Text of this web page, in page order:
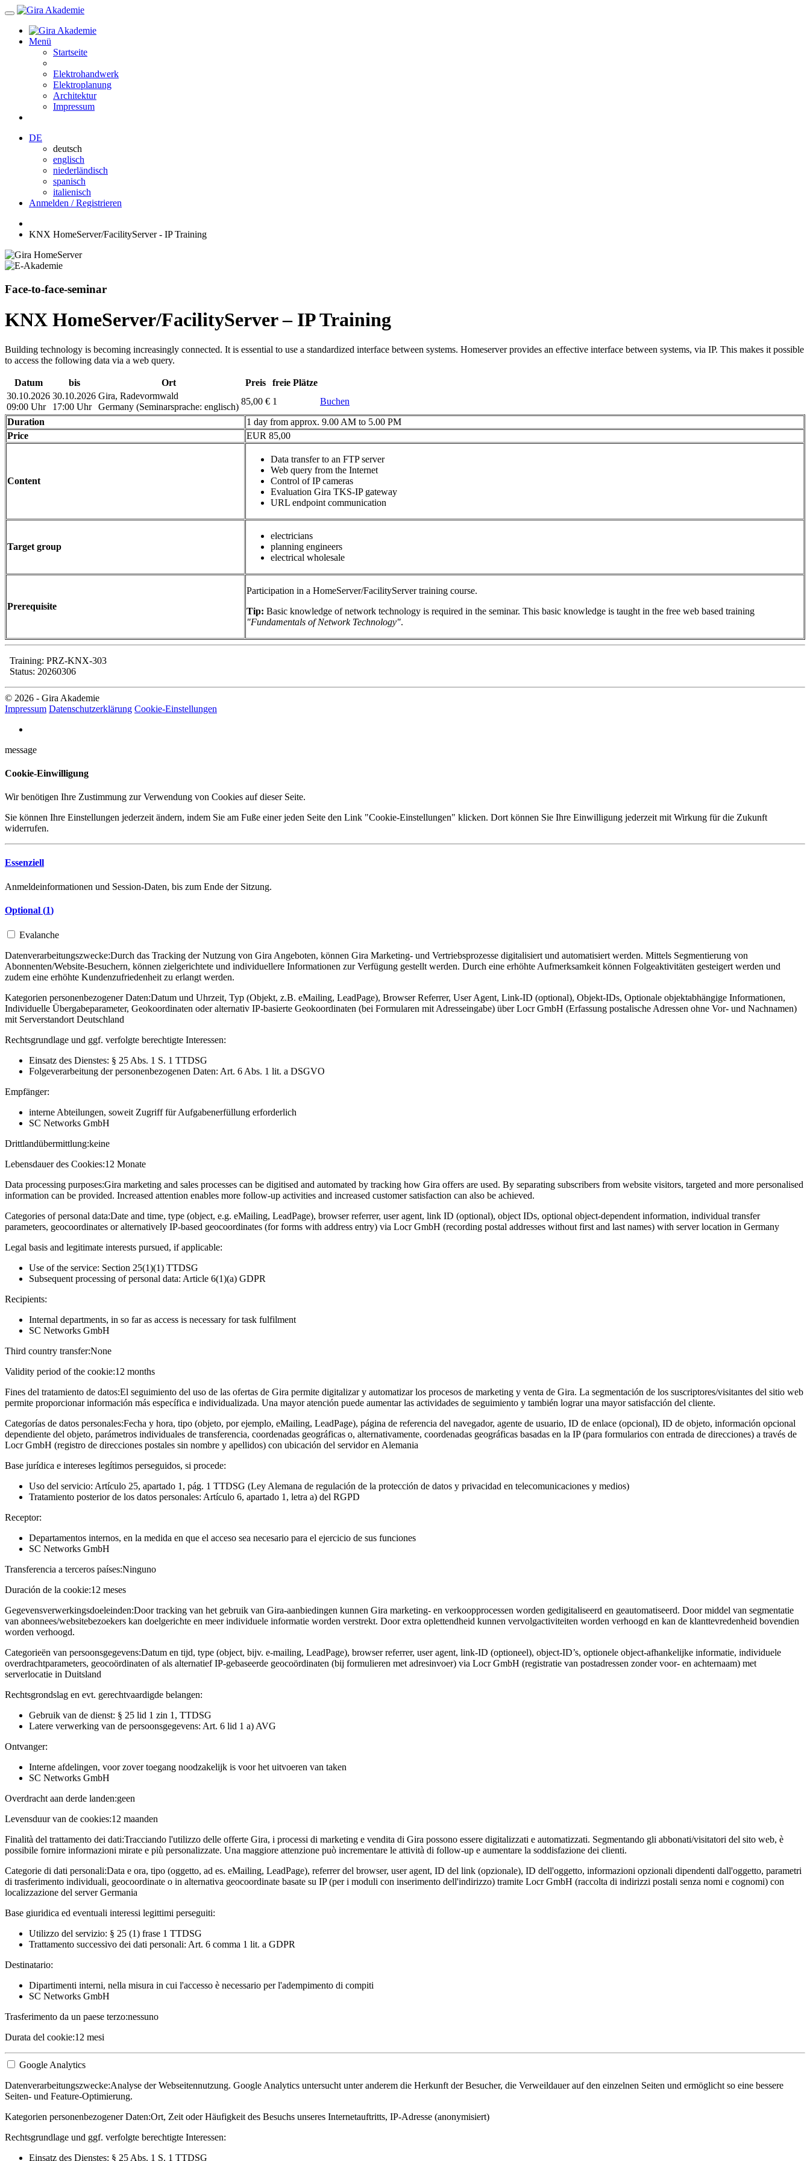
Menü
Startseite
Elektrohandwerk
Elektroplanung
Architektur
Impressum
DE
deutsch
englisch
niederländisch
spanisch
italienisch
Anmelden / Registrieren
KNX HomeServer/FacilityServer - IP Training
Face-to-face-seminar
KNX HomeServer/FacilityServer – IP Training
Building technology is becoming increasingly connected. It is essential to use a standardized interface between systems. Homeserver provides an effective interface between systems, via IP. This makes it possible
to access the following data via a web query.
Datum bis Ort Preis
freie Plätze
30.10.2026
09:00 Uhr
30.10.2026
17:00 Uhr
Gira, Radevormwald
Germany (Seminarsprache: englisch)
85,00 € 1
Buchen
Duration
1 day from approx. 9.00 AM to 5.00 PM
Price
EUR 85,00
Content
Data transfer to an FTP server
Web query from the Internet
Control of IP cameras
Evaluation Gira TKS-IP gateway
URL endpoint communication
Target group
electricians
planning engineers
electrical wholesale
Prerequisite
Participation in a HomeServer/FacilityServer training course.
Tip: Basic knowledge of network technology is required in the seminar. This basic knowledge is taught in the free web based training
"Fundamentals of Network Technology".
Training: PRZ-KNX-303
Status: 20260306
© 2026 - Gira Akademie
Impressum Datenschutzerklärung Cookie-Einstellungen
message
Cookie-Einwilligung
Wir benötigen Ihre Zustimmung zur Verwendung von Cookies auf dieser Seite.
Sie können Ihre Einstellungen jederzeit ändern, indem Sie am Fuße einer jeden Seite den Link "Cookie-Einstellungen" klicken. Dort können Sie Ihre Einwilligung jederzeit mit Wirkung für die Zukunft
widerrufen.
Essenziell
Anmeldeinformationen und Session-Daten, bis zum Ende der Sitzung.
Optional (1)
Evalanche
Datenverarbeitungszwecke:Durch das Tracking der Nutzung von Gira Angeboten, können Gira Marketing- und Vertriebsprozesse digitalisiert und automatisiert werden. Mittels Segmentierung von
Abonnenten/Website-Besuchern, können zielgerichtete und individuellere Informationen zur Verfügung gestellt werden. Durch eine erhöhte Aufmerksamkeit können Folgeaktivitäten gesteigert werden und
zudem eine erhöhte Kundenzufriedenheit zu erlangt werden.
Kategorien personenbezogener Daten:Datum und Uhrzeit, Typ (Objekt, z.B. eMailing, LeadPage), Browser Referrer, User Agent, Link-ID (optional), Objekt-IDs, Optionale objektabhängige Informationen,
Individuelle Übergabeparameter, Geokoordinaten oder alternativ IP-basierte Geokoordinaten (bei Formularen mit Adresseingabe) über Locr GmbH (Erfassung postalische Adressen ohne Vor- und Nachnamen)
mit Serverstandort Deutschland
Rechtsgrundlage und ggf. verfolgte berechtigte Interessen:
Einsatz des Dienstes: § 25 Abs. 1 S. 1 TTDSG
Folgeverarbeitung der personenbezogenen Daten: Art. 6 Abs. 1 lit. a DSGVO
Empfänger:
interne Abteilungen, soweit Zugriff für Aufgabenerfüllung erforderlich
SC Networks GmbH
Drittlandübermittlung:keine
Lebensdauer des Cookies:12 Monate
Data processing purposes:Gira marketing and sales processes can be digitised and automated by tracking how Gira offers are used. By separating subscribers from website visitors, targeted and more personalised
information can be provided. Increased attention enables more follow-up activities and increased customer satisfaction can also be achieved.
Categories of personal data:Date and time, type (object, e.g. eMailing, LeadPage), browser referrer, user agent, link ID (optional), object IDs, optional object-dependent information, individual transfer
parameters, geocoordinates or alternatively IP-based geocoordinates (for forms with address entry) via Locr GmbH (recording postal addresses without first and last names) with server location in Germany
Legal basis and legitimate interests pursued, if applicable:
Use of the service: Section 25(1)(1) TTDSG
Subsequent processing of personal data: Article 6(1)(a) GDPR
Recipients:
Internal departments, in so far as access is necessary for task fulfilment
SC Networks GmbH
Third country transfer:None
Validity period of the cookie:12 months
Fines del tratamiento de datos:El seguimiento del uso de las ofertas de Gira permite digitalizar y automatizar los procesos de marketing y venta de Gira. La segmentación de los suscriptores/visitantes del sitio web
permite proporcionar información más específica e individualizada. Una mayor atención puede aumentar las actividades de seguimiento y también lograr una mayor satisfacción del cliente.
Categorías de datos personales:Fecha y hora, tipo (objeto, por ejemplo, eMailing, LeadPage), página de referencia del navegador, agente de usuario, ID de enlace (opcional), ID de objeto, información opcional
dependiente del objeto, parámetros individuales de transferencia, coordenadas geográficas o, alternativamente, coordenadas geográficas basadas en la IP (para formularios con entrada de direcciones) a través de
Locr GmbH (registro de direcciones postales sin nombre y apellidos) con ubicación del servidor en Alemania
Base jurídica e intereses legítimos perseguidos, si procede:
Uso del servicio: Artículo 25, apartado 1, pág. 1 TTDSG (Ley Alemana de regulación de la protección de datos y privacidad en telecomunicaciones y medios)
Tratamiento posterior de los datos personales: Artículo 6, apartado 1, letra a) del RGPD
Receptor:
Departamentos internos, en la medida en que el acceso sea necesario para el ejercicio de sus funciones
SC Networks GmbH
Transferencia a terceros países:Ninguno
Duración de la cookie:12 meses
Gegevensverwerkingsdoeleinden:Door tracking van het gebruik van Gira-aanbiedingen kunnen Gira marketing- en verkoopprocessen worden gedigitaliseerd en geautomatiseerd. Door middel van segmentatie
van abonnees/websitebezoekers kan doelgerichte en meer individuele informatie worden verstrekt. Door extra oplettendheid kunnen vervolgactiviteiten worden verhoogd en kan de klanttevredenheid bovendien
worden verhoogd.
Categorieën van persoonsgegevens:Datum en tijd, type (object, bijv. e-mailing, LeadPage), browser referrer, user agent, link-ID (optioneel), object-ID’s, optionele object-afhankelijke informatie, individuele
overdrachtparameters, geocoördinaten of als alternatief IP-gebaseerde geocoördinaten (bij formulieren met adresinvoer) via Locr GmbH (registratie van postadressen zonder voor- en achternaam) met
serverlocatie in Duitsland
Rechtsgrondslag en evt. gerechtvaardigde belangen:
Gebruik van de dienst: § 25 lid 1 zin 1, TTDSG
Latere verwerking van de persoonsgegevens: Art. 6 lid 1 a) AVG
Ontvanger:
Interne afdelingen, voor zover toegang noodzakelijk is voor het uitvoeren van taken
SC Networks GmbH
Overdracht aan derde landen:geen
Levensduur van de cookies:12 maanden
Finalità del trattamento dei dati:Tracciando l'utilizzo delle offerte Gira, i processi di marketing e vendita di Gira possono essere digitalizzati e automatizzati. Segmentando gli abbonati/visitatori del sito web, è
possibile fornire informazioni mirate e più personalizzate. Una maggiore attenzione può incrementare le attività di follow-up e aumentare la soddisfazione dei clienti.
Categorie di dati personali:Data e ora, tipo (oggetto, ad es. eMailing, LeadPage), referrer del browser, user agent, ID del link (opzionale), ID dell'oggetto, informazioni opzionali dipendenti dall'oggetto, parametri
di trasferimento individuali, geocoordinate o in alternativa geocoordinate basate su IP (per i moduli con inserimento dell'indirizzo) tramite Locr GmbH (raccolta di indirizzi postali senza nomi e cognomi) con
localizzazione del server Germania
Base giuridica ed eventuali interessi legittimi perseguiti:
Utilizzo del servizio: § 25 (1) frase 1 TTDSG
Trattamento successivo dei dati personali: Art. 6 comma 1 lit. a GDPR
Destinatario:
Dipartimenti interni, nella misura in cui l'accesso è necessario per l'adempimento di compiti
SC Networks GmbH
Trasferimento da un paese terzo:nessuno
Durata del cookie:12 mesi
Google Analytics
Datenverarbeitungszwecke:Analyse der Webseitennutzung. Google Analytics untersucht unter anderem die Herkunft der Besucher, die Verweildauer auf den einzelnen Seiten und ermöglicht so eine bessere
Seiten- und Feature-Optimierung.
Kategorien personenbezogener Daten:Ort, Zeit oder Häufigkeit des Besuchs unseres Internetauftritts, IP-Adresse (anonymisiert)
Rechtsgrundlage und ggf. verfolgte berechtigte Interessen:
Einsatz des Dienstes: § 25 Abs. 1 S. 1 TTDSG